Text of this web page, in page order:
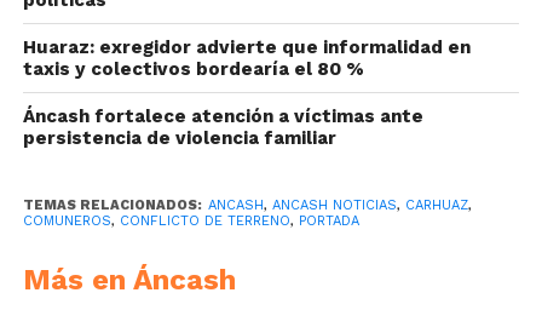
Huaraz: exregidor advierte que informalidad en
taxis y colectivos bordearía el 80 %
Áncash fortalece atención a víctimas ante
persistencia de violencia familiar
TEMAS RELACIONADOS: ANCASH, ANCASH NOTICIAS, CARHUAZ,
COMUNEROS, CONFLICTO DE TERRENO, PORTADA
Más en Áncash